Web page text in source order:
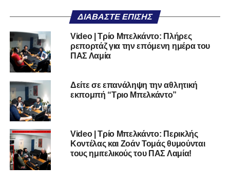
ΔΙΑΒΆΣΤΕ ΕΠΊΣΗΣ
Video | Τρίο Μπελκάντο: Πλήρες
ρεπορτάζ για την επόμενη ημέρα του
ΠΑΣ Λαμία
Δείτε σε επανάληψη την αθλητική
εκπομπή “Τριο Μπελκάντο”
Video | Τρίο Μπελκάντο: Περικλής
Κοντέλας και Ζοάν Τομάς θυμούνται
τους ημιτελικούς του ΠΑΣ Λαμία!